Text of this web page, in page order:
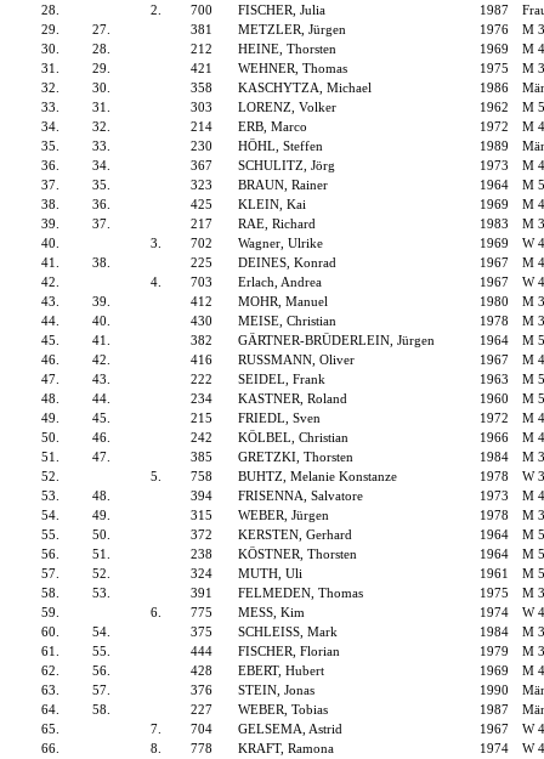
28.
2. 700 FISCHER, Julia 1987
29.
27. 381 METZLER, Jürgen 1976
M
30.
28. 212 HEINE, Thorsten 1969
M
31.
29. 421 WEHNER, Thomas 1975
M
32.
30. 358 KASCHYTZA, Michael 1986
33.
31. 303 LORENZ, Volker 1962
M
34.
32. 214 ERB, Marco 1972
M
35.
33. 230 HÖHL, Steffen 1989
36.
34. 367 SCHULITZ, Jörg 1973
M
37.
35. 323 BRAUN, Rainer 1964
M
38.
36. 425 KLEIN, Kai 1969
M
39.
37. 217 RAE, Richard 1983
M
40.
3. 702 Wagner, Ulrike 1969
W
41.
38. 225 DEINES, Konrad 1967
M
42.
4. 703 Erlach, Andrea 1967
W
43.
39. 412 MOHR, Manuel 1980
M
44.
40. 430 MEISE, Christian 1978
M
45.
41. 382 GÄRTNER-BRÜDERLEIN, Jürgen 1964
M
46.
42. 416 RUSSMANN, Oliver 1967
M
47.
43. 222 SEIDEL, Frank 1963
M
48.
44. 234 KASTNER, Roland 1960
M
49.
45. 215 FRIEDL, Sven 1972
M
50.
46. 242 KÖLBEL, Christian 1966
M
51.
47. 385 GRETZKI, Thorsten 1984
M
52.
5. 758 BUHTZ, Melanie Konstanze 1978
W
53.
48. 394 FRISENNA, Salvatore 1973
M
54.
49. 315 WEBER, Jürgen 1978
M
55.
50. 372 KERSTEN, Gerhard 1964
M
56.
51. 238 KÖSTNER, Thorsten 1964
M
57.
52. 324 MUTH, Uli 1961
M
58.
53. 391 FELMEDEN, Thomas 1975
M
59.
6. 775 MESS, Kim 1974
W
60.
54. 375 SCHLEISS, Mark 1984
M
61.
55. 444 FISCHER, Florian 1979
M
62.
56. 428 EBERT, Hubert 1969
M
63.
57. 376 STEIN, Jonas 1990
64.
58. 227 WEBER, Tobias 1987
65.
7. 704 GELSEMA, Astrid 1967
W
66.
8. 778 KRAFT, Ramona 1974
W